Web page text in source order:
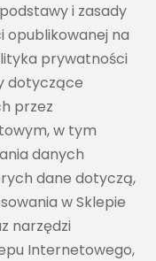
i zasady
na
prywatności
dotyczące
przez
w tym
danych
dane dotyczą,
w Sklepie
narzędzi
Internetowego,